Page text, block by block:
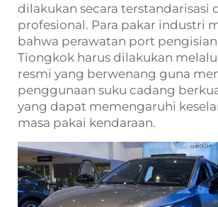
dilakukan secara terstandarisasi
profesional. Para pakar industri
bahwa perawatan port pengisian
Tiongkok harus dilakukan
resmi yang berwenang guna
penggunaan suku cadang
yang dapat memengaruhi
masa pakai kendaraan.